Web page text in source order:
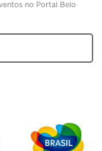
no Portal Belo